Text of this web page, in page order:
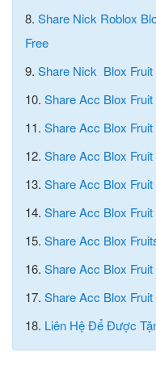
8. Share Nick Roblox
Free
9. Share Nick Blox
10. Share Acc Blox
11. Share Acc Blox
12. Share Acc Blox
13. Share Acc Blox
14. Share Acc Blox
15. Share Acc Blox
16. Share Acc Blox
17. Share Acc Blox Fruit
18. Liên Hệ Để Được